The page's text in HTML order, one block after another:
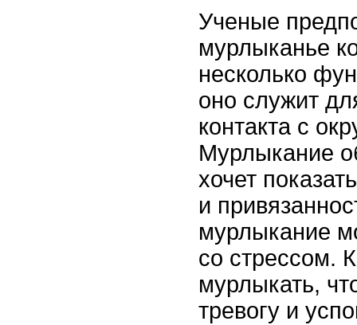
Ученые
мурлыканье
несколько
оно служит
контакта с
Мурлыкание
хочет
и
мурлыкание
со стрессом.
мурлыкать,
тревогу и